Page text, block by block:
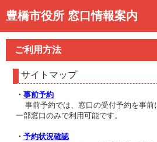
豊橋市役所 窓口情報案内
トップページ
事前予約
予約状況確認
窓口混雑状況
待ち状況確認
ご利用方法
サイトマップ
・ 事前予約
事前予約では、窓口の受付予約を事前
一部窓口のみで利用可能です。
・ 予約状況確認